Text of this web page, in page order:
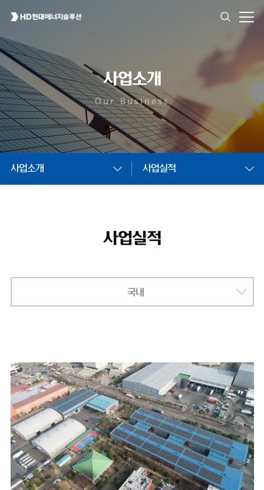
사업소개
Our Business
사업소개 사업실적
사업실적
국내